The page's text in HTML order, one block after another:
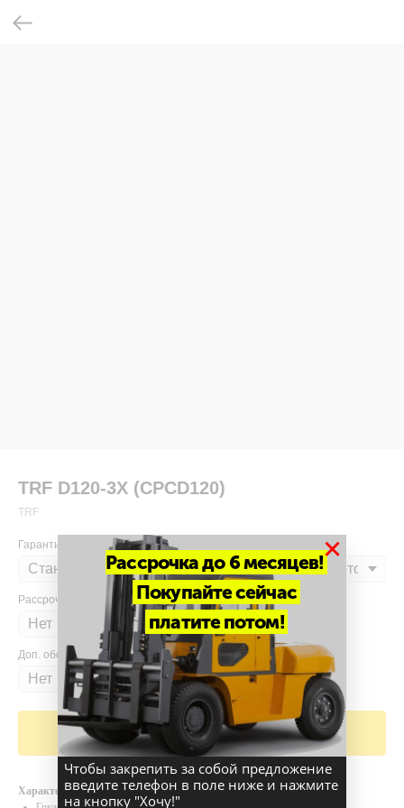
TRF D120-3Х (CPCD120)
TRF
Гарантия
Рассрочка
Доп. оборудование
Добавить в корзину
Характеристики
Рассрочка до 6 месяцев!
Покупайте сейчас
платите потом!
×
Чтобы закрепить за собой предложение
введите телефон в поле ниже и нажмите
на кнопку "Хочу!"